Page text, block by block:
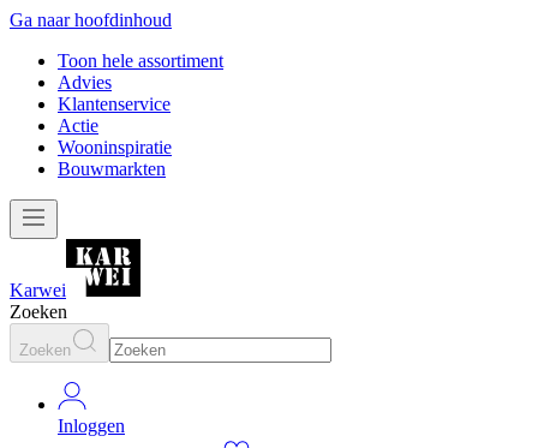
Ga naar hoofdinhoud
Toon hele assortiment
Advies
Klantenservice
Actie
Wooninspiratie
Bouwmarkten
Karwei
Zoeken
Zoeken
Inloggen